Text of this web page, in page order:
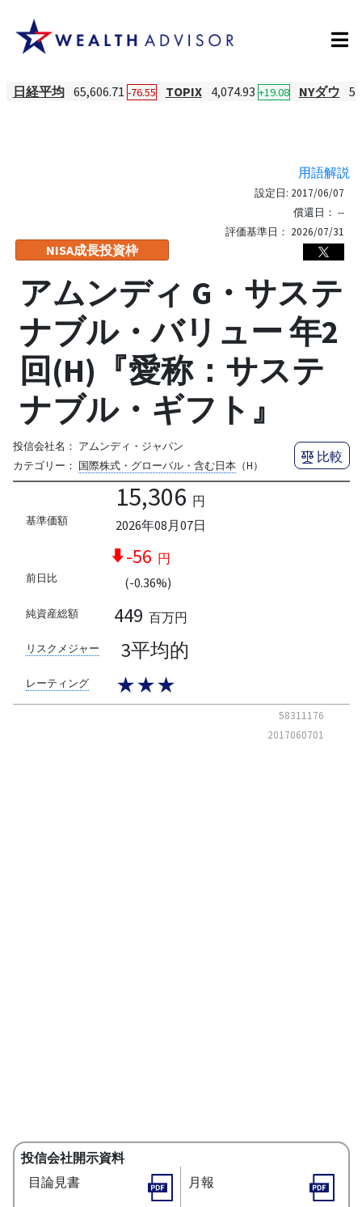
日経平均 65,606.71 -76.55 TOPIX 4,074.93 +19.08 NYダウ
用語解説
NISA成長投資枠
設定日: 2017/06/07
償還日： --
評価基準日： 2026/07/31
アムンディ G・サステ
ナブル・バリュー 年2
回(H)『愛称：サステ
ナブル・ギフト』
投信会社名： アムンディ・ジャパン
カテゴリー： 国際株式・グローバル・含む日本（H）
比較
基準価額
15,306 円
2026年08月07日
前日比
-56 円
(-0.36%)
純資産総額 449 百万円
リスクメジャー 3平均的
レーティング ★★★
58311176
2017060701
投信会社開示資料
目論見書
月報